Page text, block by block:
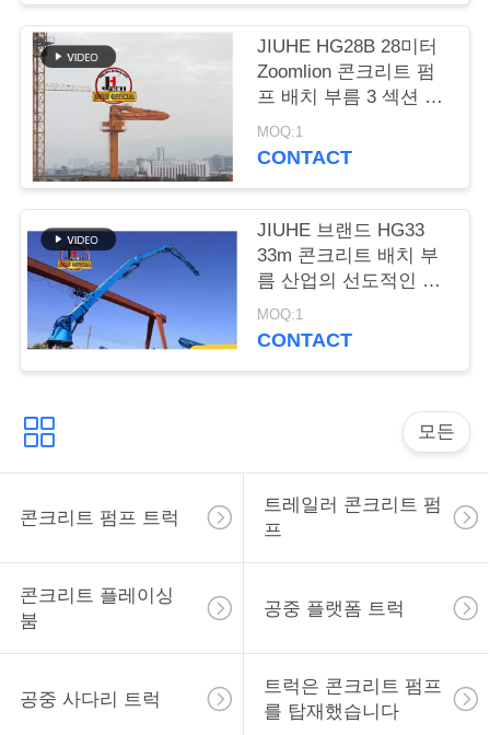
락
주
세
요
인
문
요
구
JIUHE HG28B 28미터
Zoomlion 콘크리트 펌
프 배치 부름 3 섹션 부
름 콘크리트 부름 배치
MOQ:1
CONTACT
JIUHE 브랜드 HG33
33m 콘크리트 배치 부
름 산업의 선도적인 부
름 기술 32M 전기 유형
380V 50Hz
MOQ:1
CONTACT
모든
콘크리트 펌프 트럭
트레일러 콘크리트 펌
프
콘크리트 플레이싱
붐
공중 플랫폼 트럭
공중 사다리 트럭
트럭은 콘크리트 펌프
를 탑재했습니다